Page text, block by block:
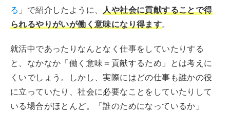
る 」で紹介したように、人や社会に貢献することで得
られるやりがいが働く意味になり得ます。
就活中であったりなんとなく仕事をしていたりする
と、なかなか「働く意味＝貢献するため」とは考えに
くいでしょう。しかし、実際にはどの仕事も誰かの役
に立っていたり、社会に必要なことをしていたりして
いる場合がほとんど。「誰のためになっているか」